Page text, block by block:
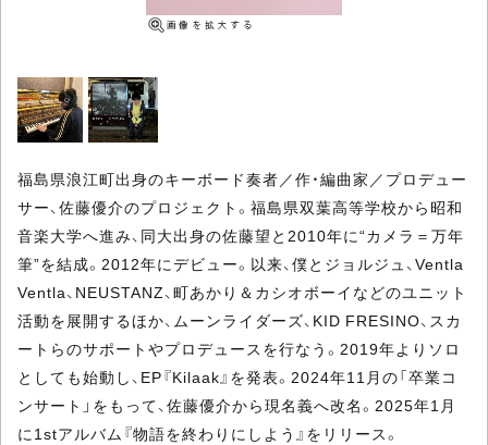
福島県浪江町出身のキーボード奏者／作・編曲家／プロデュー
サー、佐藤優介のプロジェクト。福島県双葉高等学校から昭和
音楽大学へ進み、同大出身の佐藤望と2010年に“カメラ＝万年
筆”を結成。2012年にデビュー。以来、僕とジョルジュ、Ventla
Ventla、NEUSTANZ、町あかり＆カシオボーイなどのユニット
活動を展開するほか、ムーンライダーズ、KID FRESINO、スカ
ートらのサポートやプロデュースを行なう。2019年よりソロ
としても始動し、EP『Kilaak』を発表。2024年11月の「卒業コ
ンサート」をもって、佐藤優介から現名義へ改名。2025年1月
に1stアルバム『物語を終わりにしよう』をリリース。